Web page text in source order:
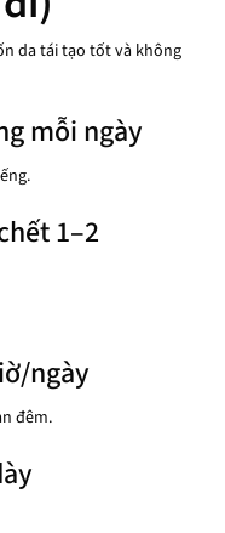
da tái tạo tốt và không
mỗi ngày
1–2
ngày
đêm.